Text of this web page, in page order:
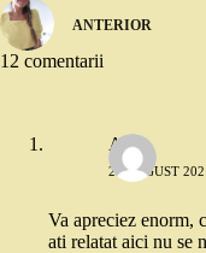
ANTERIOR
12 comentarii
Alina
25 AUGUST
Va apreciez
ati relatat aici nu se